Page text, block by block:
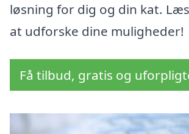
løsning for dig og din kat.
at udforske dine muligheder!
Få tilbud, gratis og